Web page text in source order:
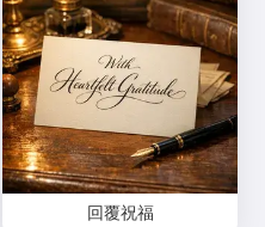
回覆祝福
服務條款,
,